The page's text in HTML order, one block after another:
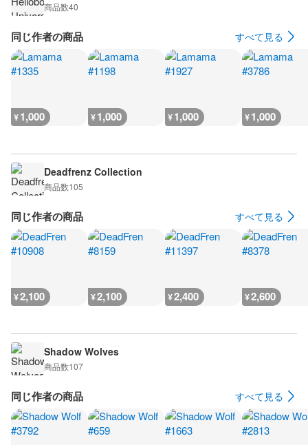
商品数40
同じ作者の商品 すべて見る
¥1,000 ¥1,000 ¥1,000 ¥1,000
Deadfrenz Collection
商品数105
同じ作者の商品 すべて見る
¥2,100 ¥2,100 ¥2,400 ¥2,600
Shadow Wolves
商品数107
同じ作者の商品 すべて見る